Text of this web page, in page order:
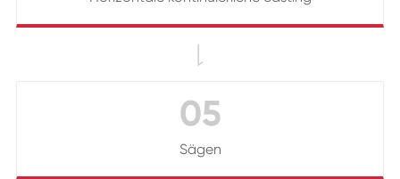

05
Sägen